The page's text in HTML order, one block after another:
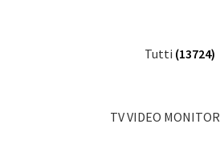
Tutti (13724)
TV VIDEO MONITOR